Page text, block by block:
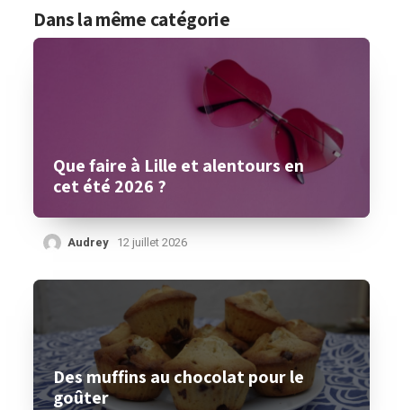
Dans la même catégorie
Que faire à Lille et alentours en
cet été 2026 ?
Audrey 12 juillet 2026
Des muffins au chocolat pour le
goûter